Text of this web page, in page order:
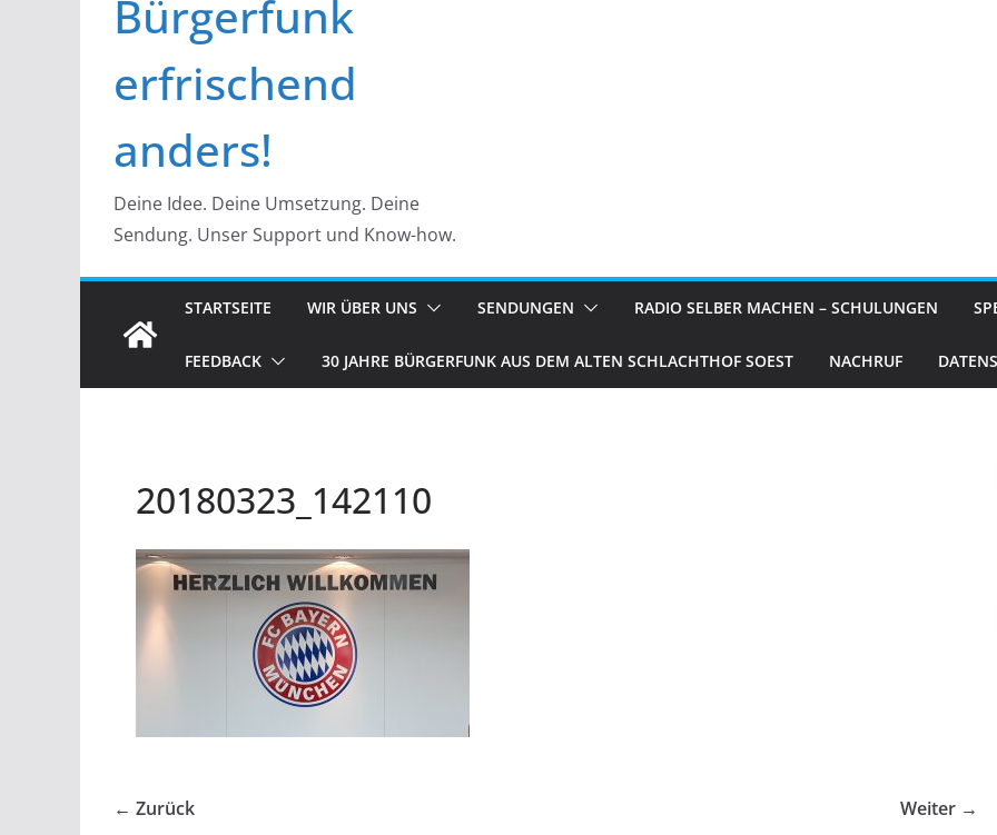
Bürgerfunk
erfrischend
anders!
Deine Idee. Deine Umsetzung. Deine
Sendung. Unser Support und Know-how.
STARTSEITE WIR ÜBER UNS SENDUNGEN RADIO SELBER MACHEN – SCHULUNGEN
FEEDBACK 30 JAHRE BÜRGERFUNK AUS DEM ALTEN SCHLACHTHOF SOEST NACHRUF
20180323_142110
← Zurück Weiter →